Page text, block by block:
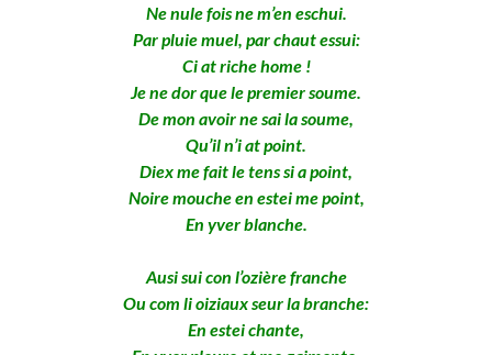
Ne nule fois ne m’en eschui.
Par pluie muel, par chaut essui:
Ci at riche home !
Je ne dor que le premier soume.
De mon avoir ne sai la soume,
Qu’il n’i at point.
Diex me fait le tens si a point,
Noire mouche en estei me point,
En yver blanche.
Ausi sui con l’ozière franche
Ou com li oiziaux seur la branche:
En estei chante,